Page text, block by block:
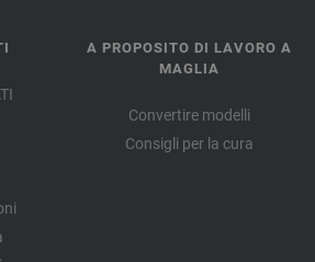
A PROPOSITO DI LAVORO A
MAGLIA
Convertire modelli
Consigli per la cura